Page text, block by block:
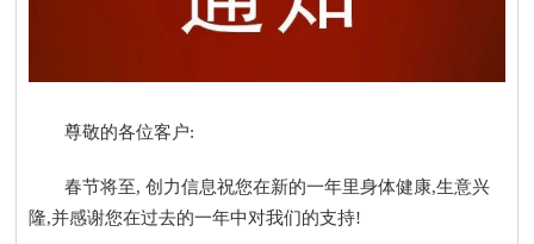
尊敬的各位客户:
春节将至, 创力信息祝您在新的一年里身体健康,生意兴
隆,并感谢您在过去的一年中对我们的支持!